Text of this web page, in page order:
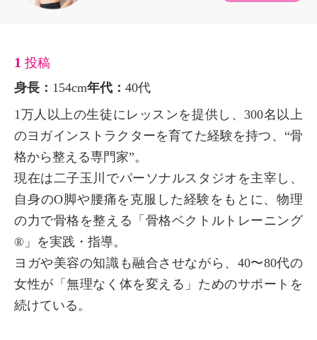
1 投稿
身長： 154cm年代： 40代
1万人以上の生徒にレッスンを提供し、300名以上
のヨガインストラクターを育てた経験を持つ、“骨
格から整える専門家”。
現在は二子玉川でパーソナルスタジオを主宰し、
自身のO脚や腰痛を克服した経験をもとに、物理
の力で骨格を整える「骨格ベクトルトレーニング
®︎」を実践・指導。
ヨガや美容の知識も融合させながら、40〜80代の
女性が「無理なく体を変える」ためのサポートを
続けている。